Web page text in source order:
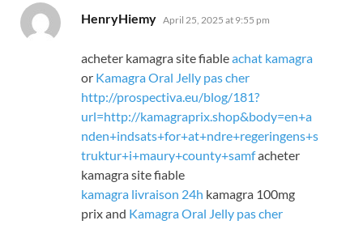
HenryHiemy says:
April 25, 2025 at 9:55 pm
acheter kamagra site fiableachat kamagra
or Kamagra Oral Jelly pas cher
http://prospectiva.eu/blog/181?
url=http://kamagraprix.shop&body=en+a
nden+indsats+for+at+ndre+regeringens+s
truktur+i+maury+county+samfacheter
kamagra site fiable
kamagra livraison 24h kamagra 100mg
prix and Kamagra Oral Jelly pas cher